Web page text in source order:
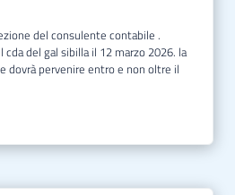
del gal sibilla il 12 marzo 2026. la
dovrà pervenire entro e non oltre il